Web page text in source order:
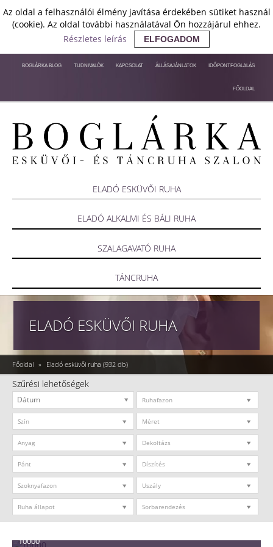
Az oldal a felhasználói élmény javítása érdekében sütiket használ
(cookie). Az oldal további használatával Ön hozzájárul ehhez.
Részletes leírás
ELFOGADOM
IDŐPONTFOGLALÁS
ÁLLÁSAJÁNLATOK
KAPCSOLAT
TUDNIVALÓK
BOGLÁRKA BLOG
FŐOLDAL
ELADÓ ESKÜVŐI RUHA
ELADÓ ALKALMI ÉS BÁLI RUHA
SZALAGAVATÓ RUHA
TÁNCRUHA
ELADÓ ESKÜVŐI RUHA
Főoldal » Eladó esküvői ruha (932 db)
Szűrési lehetőségek
Ruhafazon
Szín Méret
Anyag Dekoltázs
Pánt Díszítés
Szoknyafazon Uszály
Ruha állapot Sorbarendezés
10000